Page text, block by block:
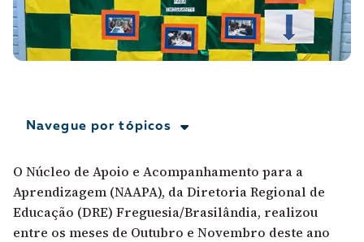
Apoie a Brasil de Direitos
A [BD] conta as histórias de quem defende
direitos humanos no Brasil. Para continuar,
Navegue por tópicos
O Núcleo de Apoio e Acompanhamento para a
Aprendizagem (NAAPA), da Diretoria Regional de
Educação (DRE) Freguesia/Brasilândia, realizou
entre os meses de Outubro e Novembro deste ano